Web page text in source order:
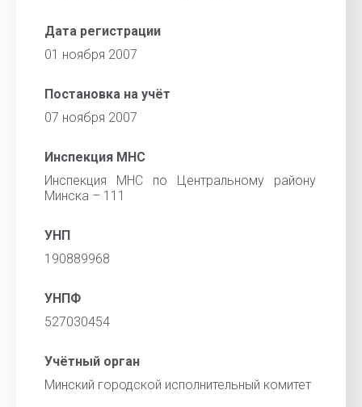
Дата регистрации
01 ноября 2007
Постановка на учёт
07 ноября 2007
Инспекция МНС
Инспекция МНС по Центральному району
Минска – 111
УНП
190889968
УНПФ
527030454
Учётный орган
Минский городской исполнительный комитет